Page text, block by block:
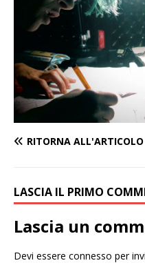
RITORNA ALL'ARTICOLO
LASCIA IL PRIMO
Lascia un
Devi essere connesso per